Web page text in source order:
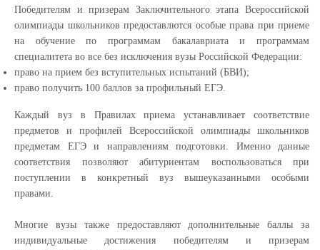
Победителям и призерам Заключительного этапа Всероссийской
олимпиады школьников предоставлются особые права при приеме
на обучение по программам бакалавриата и программам
специалитета во все без исключения вузы Российской Федерации:
право на прием без вступительных испытаний (БВИ);
право получить 100 баллов за профильный ЕГЭ.
Каждый вуз в Правилах приема устанавливает соответствие
предметов и профилей Всероссийской олимпиады школьников
предметам ЕГЭ и направлениям подготовки. Именно данные
соответствия позволяют абитуриентам воспользоваться при
поступлении в конкретный вуз вышеуказанными особыми
правами.
Многие вузы также предоставляют дополнительные баллы за
индивидуальные достижения победителям и призерам